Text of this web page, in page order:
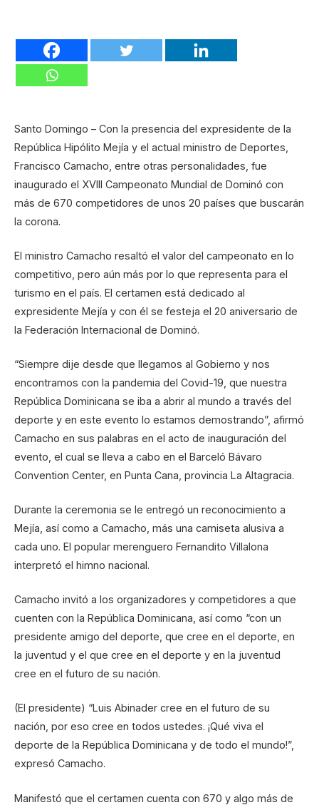
Santo Domingo – Con la presencia del expresidente de la
República Hipólito Mejía y el actual ministro de Deportes,
Francisco Camacho, entre otras personalidades, fue
inaugurado el XVIII Campeonato Mundial de Dominó con
más de 670 competidores de unos 20 países que buscarán
la corona.
El ministro Camacho resaltó el valor del campeonato en lo
competitivo, pero aún más por lo que representa para el
turismo en el país. El certamen está dedicado al
expresidente Mejía y con él se festeja el 20 aniversario de
la Federación Internacional de Dominó.
“Siempre dije desde que llegamos al Gobierno y nos
encontramos con la pandemia del Covid-19, que nuestra
República Dominicana se iba a abrir al mundo a través del
deporte y en este evento lo estamos demostrando”, afirmó
Camacho en sus palabras en el acto de inauguración del
evento, el cual se lleva a cabo en el Barceló Bávaro
Convention Center, en Punta Cana, provincia La Altagracia.
Durante la ceremonia se le entregó un reconocimiento a
Mejía, así como a Camacho, más una camiseta alusiva a
cada uno. El popular merenguero Fernandito Villalona
interpretó el himno nacional.
Camacho invitó a los organizadores y competidores a que
cuenten con la República Dominicana, así como “con un
presidente amigo del deporte, que cree en el deporte, en
la juventud y el que cree en el deporte y en la juventud
cree en el futuro de su nación.
(El presidente) “Luis Abinader cree en el futuro de su
nación, por eso cree en todos ustedes. ¡Qué viva el
deporte de la República Dominicana y de todo el mundo!”,
expresó Camacho.
Manifestó que el certamen cuenta con 670 y algo más de